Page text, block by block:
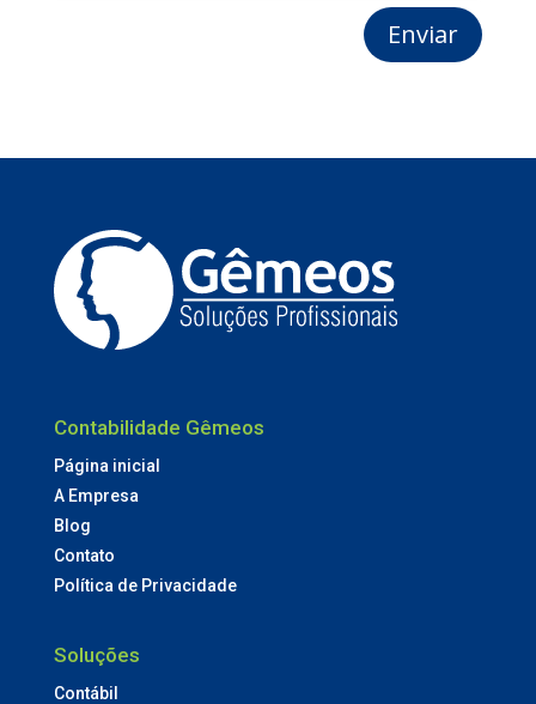
Enviar
Contabilidade Gêmeos
Página inicial
A Empresa
Blog
Contato
Política de Privacidade
Soluções
Contábil